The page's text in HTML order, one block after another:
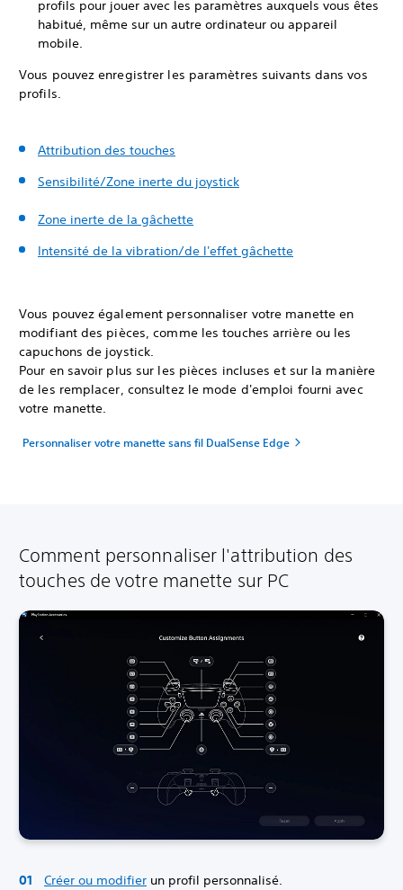
profils pour jouer avec les paramètres auxquels vous êtes
habitué, même sur un autre ordinateur ou appareil
mobile.
Vous pouvez enregistrer les paramètres suivants dans vos
profils.
Attribution des touches
Sensibilité/Zone inerte du joystick
Zone inerte de la gâchette
Intensité de la vibration/de l'effet gâchette
Vous pouvez également personnaliser votre manette en
modifiant des pièces, comme les touches arrière ou les
capuchons de joystick.
Pour en savoir plus sur les pièces incluses et sur la manière
de les remplacer, consultez le mode d'emploi fourni avec
votre manette.
Personnaliser votre manette sans fil DualSense Edge
Comment personnaliser l'attribution des
touches de votre manette sur PC
Créer ou modifier un profil personnalisé.